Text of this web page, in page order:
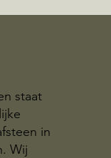
staat
in
Wij